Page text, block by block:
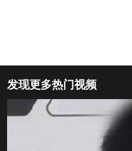
发现更多热门视频